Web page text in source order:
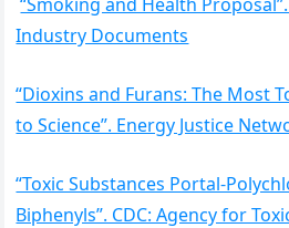
Industry Documents
“Dioxins and Furans: The Most
to Science”. Energy Justice
“Toxic Substances Portal-
Biphenyls”. CDC: Agency for